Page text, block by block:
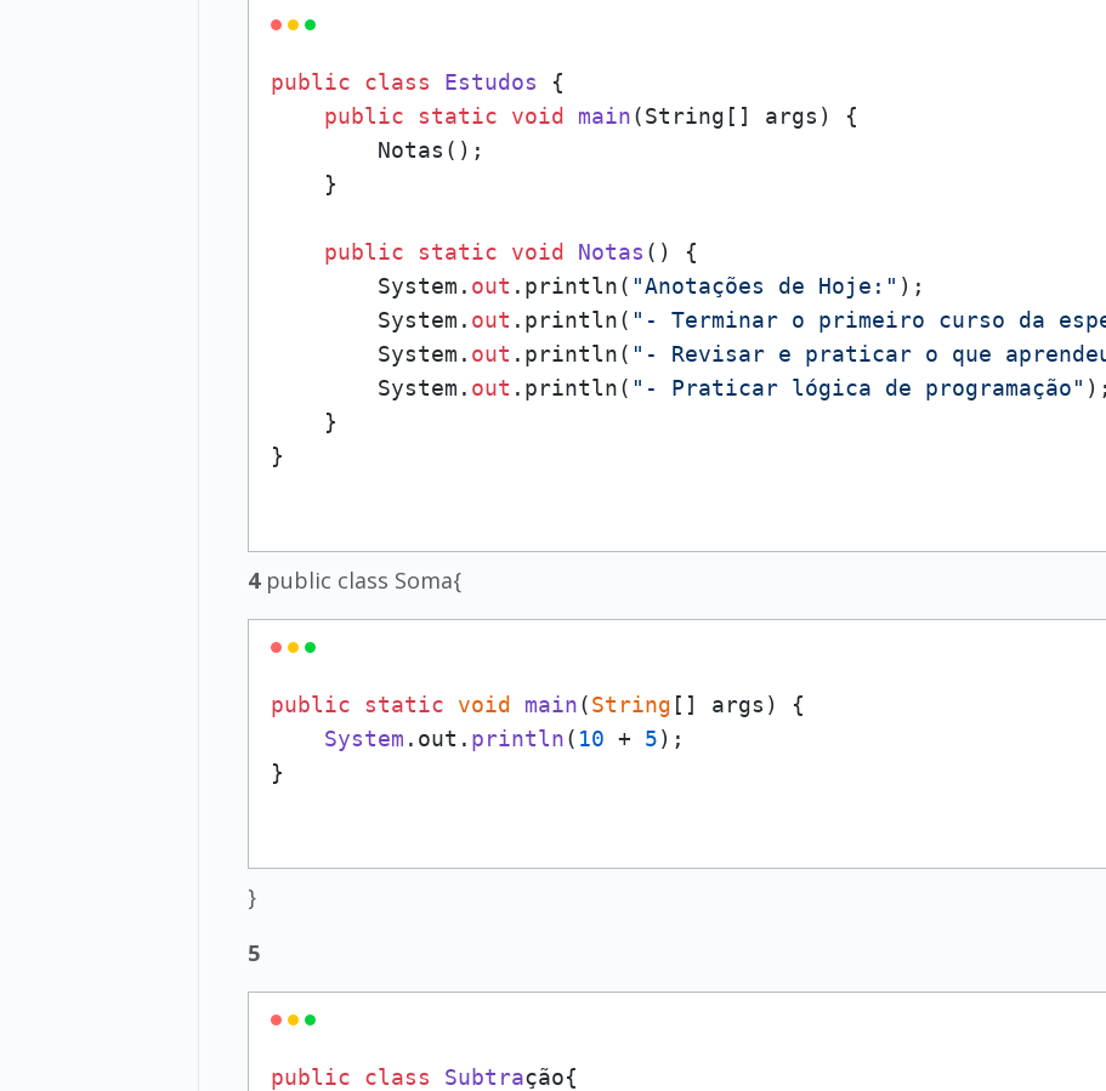
public class Estudos {
public
static void main(String[] args )
{
        Notas();
    }
public static void Notas ()
{
        System.
out .println( "Anotações de Hoje:" );
        System.
out .println( "- Terminar o primeiro curso da
        System.
out .println( "- Revisar e praticar o que
        System.
out .println( "- Praticar lógica de programação" );
    }
4public class Soma{
public static void main(String [] args ) {
System . out . println( 10 + 5);
}
5
public class Subtração{